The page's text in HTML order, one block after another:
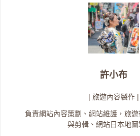
許小布
| 旅遊內容製作 |
負責網站內容策劃、網站維護，旅
與剪輯、網站日本地圖